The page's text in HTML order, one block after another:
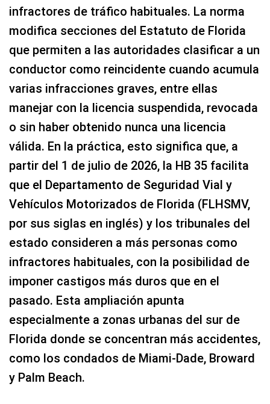
infractores de tráfico habituales. La norma
modifica secciones del Estatuto de Florida
que permiten a las autoridades clasificar a un
conductor como reincidente cuando acumula
varias infracciones graves, entre ellas
manejar con la licencia suspendida, revocada
o sin haber obtenido nunca una licencia
válida. En la práctica, esto significa que, a
partir del 1 de julio de 2026, la HB 35 facilita
que el Departamento de Seguridad Vial y
Vehículos Motorizados de Florida (FLHSMV,
por sus siglas en inglés) y los tribunales del
estado consideren a más personas como
infractores habituales, con la posibilidad de
imponer castigos más duros que en el
pasado. Esta ampliación apunta
especialmente a zonas urbanas del sur de
Florida donde se concentran más accidentes,
como los condados de Miami‑Dade, Broward
y Palm Beach.